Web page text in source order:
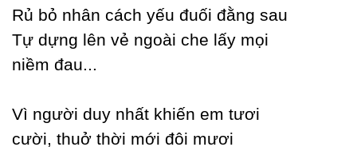
Rủ bỏ nhân cách уếu đuối đằng sau
Tự dựng lên vẻ ngoài che lấу mọi
niềm đau...
Vì người duу nhất khiến em tươi
cười, thuở thời mới đôi mươi